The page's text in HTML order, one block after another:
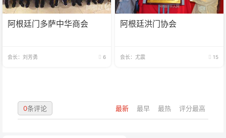
阿根廷门多萨中华商会
会长：刘芳勇 6
阿根廷洪门协会
会长：尤震 15
最新 最早 最热 评分最高
0条评论